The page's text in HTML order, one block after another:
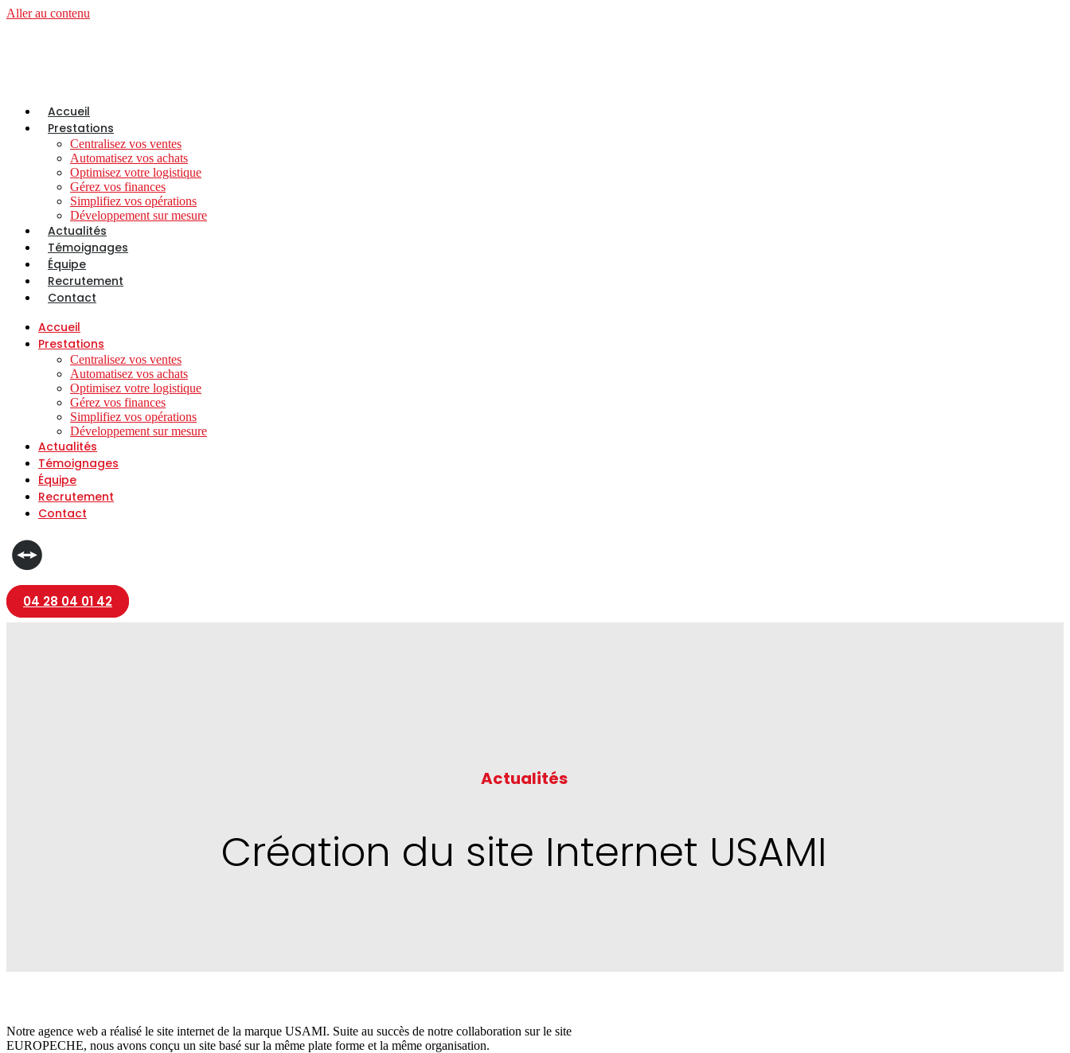
Aller au contenu
Accueil
Prestations
Centralisez vos ventes
Automatisez vos achats
Optimisez votre logistique
Gérez vos finances
Simplifiez vos opérations
Développement sur mesure
Actualités
Témoignages
Équipe
Recrutement
Contact
Accueil
Prestations
Centralisez vos ventes
Automatisez vos achats
Optimisez votre logistique
Gérez vos finances
Simplifiez vos opérations
Développement sur mesure
Actualités
Témoignages
Équipe
Recrutement
Contact
04 28 04 01 42
Actualités
Création du site Internet USAMI
Notre agence web a réalisé le site internet de la marque USAMI. Suite au succès de notre collaboration sur le site
EUROPECHE, nous avons conçu un site basé sur la même plate forme et la même organisation.